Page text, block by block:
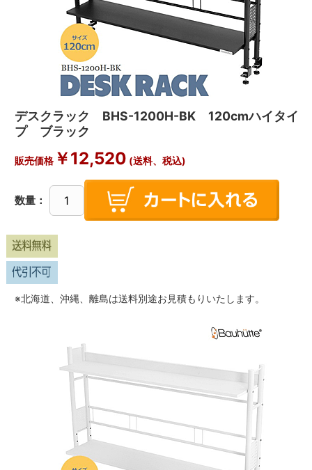
デスクラック BHS-1200H-BK 120cmハイタイ
プ ブラック
販売価格￥12,520 (送料、税込)
数量：
※北海道、沖縄、離島は送料別途お見積もりいたします。